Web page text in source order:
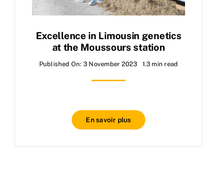
Excellence in Limousin genetics
at the Moussours station
Published On: 3 November 2023 1.3 min read
En savoir plus